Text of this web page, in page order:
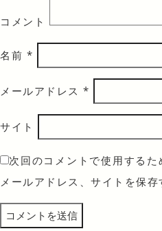
コメント
名前 *
メールアドレス *
サイト
次回のコメントで使用するた
メールアドレス、サイトを保存